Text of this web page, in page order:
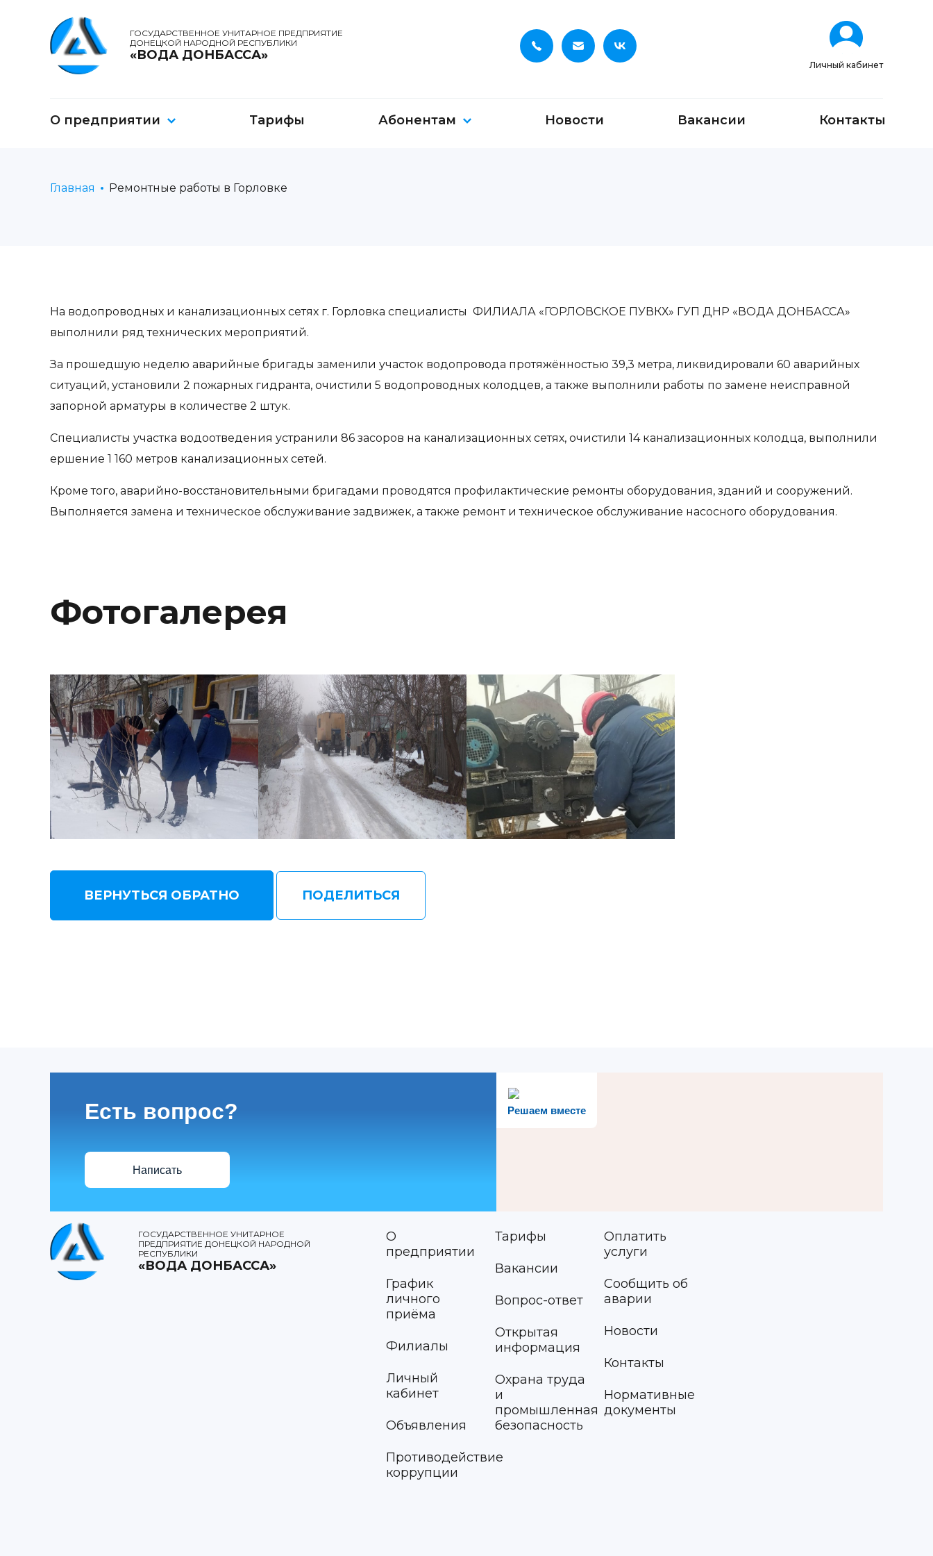
ГОСУДАРСТВЕННОЕ УНИТАРНОЕ ПРЕДПРИЯТИЕ
ДОНЕЦКОЙ НАРОДНОЙ РЕСПУБЛИКИ
«ВОДА ДОНБАССА»
Личный кабинет
О предприятии Тарифы Абонентам Новости Вакансии Контакты
Главная Ремонтные работы в Горловке
На водопроводных и канализационных сетях г. Горловка специалисты ФИЛИАЛА «ГОРЛОВСКОЕ ПУВКХ» ГУП ДНР «ВОДА ДОНБАССА»
выполнили ряд технических мероприятий.
За прошедшую неделю аварийные бригады заменили участок водопровода протяжённостью 39,3 метра, ликвидировали 60 аварийных
ситуаций, установили 2 пожарных гидранта, очистили 5 водопроводных колодцев, а также выполнили работы по замене неисправной
запорной арматуры в количестве 2 штук.
Специалисты участка водоотведения устранили 86 засоров на канализационных сетях, очистили 14 канализационных колодца, выполнили
ершение 1 160 метров канализационных сетей.
Кроме того, аварийно-восстановительными бригадами проводятся профилактические ремонты оборудования, зданий и сооружений.
Выполняется замена и техническое обслуживание задвижек, а также ремонт и техническое обслуживание насосного оборудования.
Фотогалерея
ВЕРНУТЬСЯ ОБРАТНО ПОДЕЛИТЬСЯ
Решаем вместе
Есть вопрос?
Написать
ГОСУДАРСТВЕННОЕ УНИТАРНОЕ
ПРЕДПРИЯТИЕ ДОНЕЦКОЙ НАРОДНОЙ
РЕСПУБЛИКИ
«ВОДА ДОНБАССА»
О
предприятии
График
личного
приёма
Филиалы
Личный
кабинет
Объявления
Противодействие
коррупции
Тарифы
Вакансии
Вопрос-ответ
Открытая
информация
Охрана труда
и
промышленная
безопасность
Оплатить
услуги
Сообщить об
аварии
Новости
Контакты
Нормативные
документы